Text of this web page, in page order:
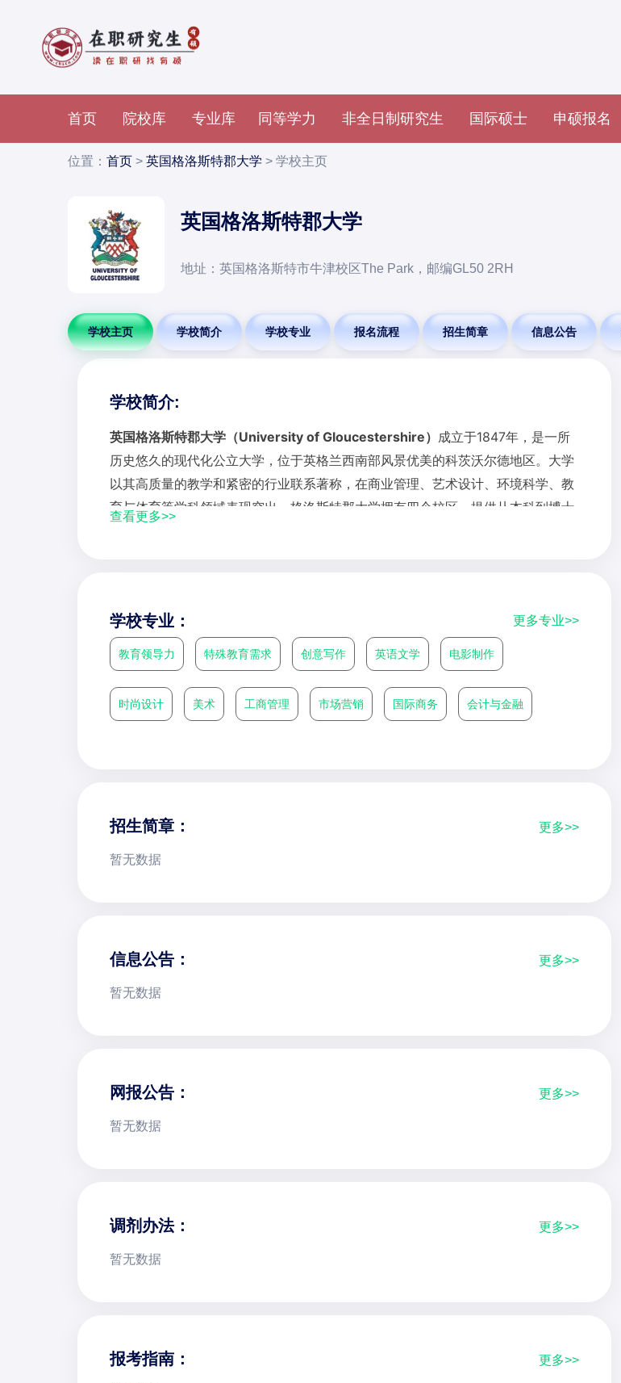
首页 院校库 专业库 同等学力 非全日制研究生 国际硕士 申硕报名
位置： 首页 > 英国格洛斯特郡大学 > 学校主页
英国格洛斯特郡大学
地址：英国格洛斯特市牛津校区The Park，邮编GL50 2RH
学校主页 学校简介 学校专业 报名流程 招生简章 信息公告
学校简介:
英国格洛斯特郡大学（University of Gloucestershire） 成立于1847年，是一所
历史悠久的现代化公立大学，位于英格兰西南部风景优美的科茨沃尔德地区。大学
以其高质量的教学和紧密的行业联系著称，在商业管理、艺术设计、环境科学、教
育与体育等学科领域表现突出。格洛斯特郡大学拥有四个校区，提供从本科到博士
查看更多>>
学校专业： 更多专业>>
教育领导力 特殊教育需求 创意写作 英语文学 电影制作
时尚设计 美术 工商管理 市场营销 国际商务 会计与金融
招生简章： 更多>>
暂无数据
信息公告： 更多>>
暂无数据
网报公告： 更多>>
暂无数据
调剂办法： 更多>>
暂无数据
报考指南： 更多>>